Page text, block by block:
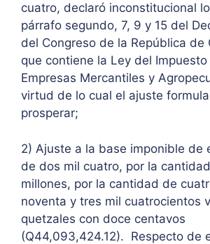
cuatro, declaró inconstitucional
párrafo segundo, 7, 9 y 15 del
del Congreso de la República de
que contiene la Ley del Impuesto
Empresas Mercantiles y
virtud de lo cual el ajuste
prosperar;
2) Ajuste a la base imponible de
de dos mil cuatro, por la
millones, por la cantidad de
noventa y tres mil cuatrocientos
quetzales con doce centavos
(Q44,093,424.12). Respecto de